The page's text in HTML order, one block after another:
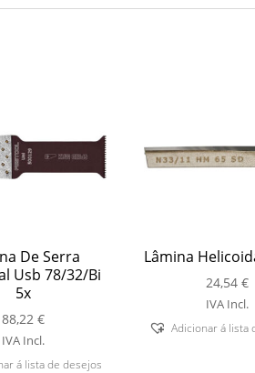
De Serra
Usb 78/32/Bi
5x
88,22€
IVA Incl.
á lista de desejos
Lâmina
24,54€
IVA Incl.
Adicionar á lista